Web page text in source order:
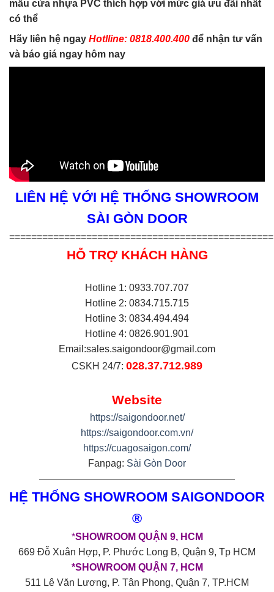
mẫu cửa nhựa PVC thích hợp với mức giá ưu đãi nhất
có thể
Hãy liên hệ ngay Hotlline: 0818.400.400 để nhận tư vấn
và báo giá ngay hôm nay
LIÊN HỆ VỚI HỆ THỐNG SHOWROOM
SÀI GÒN DOOR
================================================
HỖ TRỢ KHÁCH HÀNG
Hotline 1: 0933.707.707
Hotline 2: 0834.715.715
Hotline 3: 0834.494.494
Hotline 4: 0826.901.901
Email:sales.saigondoor@gmail.com
CSKH 24/7: 028.37.712.989
Website
https://saigondoor.net/
https://saigondoor.com.vn/
https://cuagosaigon.com/
Fanpag: Sài Gòn Door
————————————————————
HỆ THỐNG SHOWROOM SAIGONDOOR
®
*SHOWROOM QUẬN 9, HCM
669 Đỗ Xuân Hợp, P. Phước Long B, Quận 9, Tp HCM
*SHOWROOM QUẬN 7, HCM
511 Lê Văn Lương, P. Tân Phong, Quận 7, TP.HCM